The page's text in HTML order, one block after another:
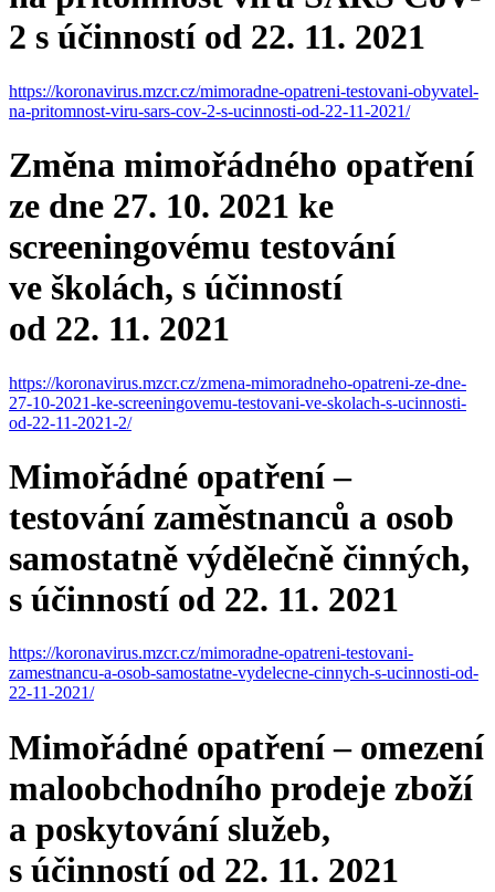
2 s účinností od 22. 11. 2021
https://koronavirus.mzcr.cz/mimoradne-opatreni-testovani-obyvatel-
na-pritomnost-viru-sars-cov-2-s-ucinnosti-od-22-11-2021/
Změna mimořádného opatření
ze dne 27. 10. 2021 ke
screeningovému testování
ve školách, s účinností
od 22. 11. 2021
https://koronavirus.mzcr.cz/zmena-mimoradneho-opatreni-ze-dne-
27-10-2021-ke-screeningovemu-testovani-ve-skolach-s-ucinnosti-
od-22-11-2021-2/
Mimořádné opatření –
testování zaměstnanců a osob
samostatně výdělečně činných,
s účinností od 22. 11. 2021
https://koronavirus.mzcr.cz/mimoradne-opatreni-testovani-
zamestnancu-a-osob-samostatne-vydelecne-cinnych-s-ucinnosti-od-
22-11-2021/
Mimořádné opatření – omezení
maloobchodního prodeje zboží
a poskytování služeb,
s účinností od 22. 11. 2021